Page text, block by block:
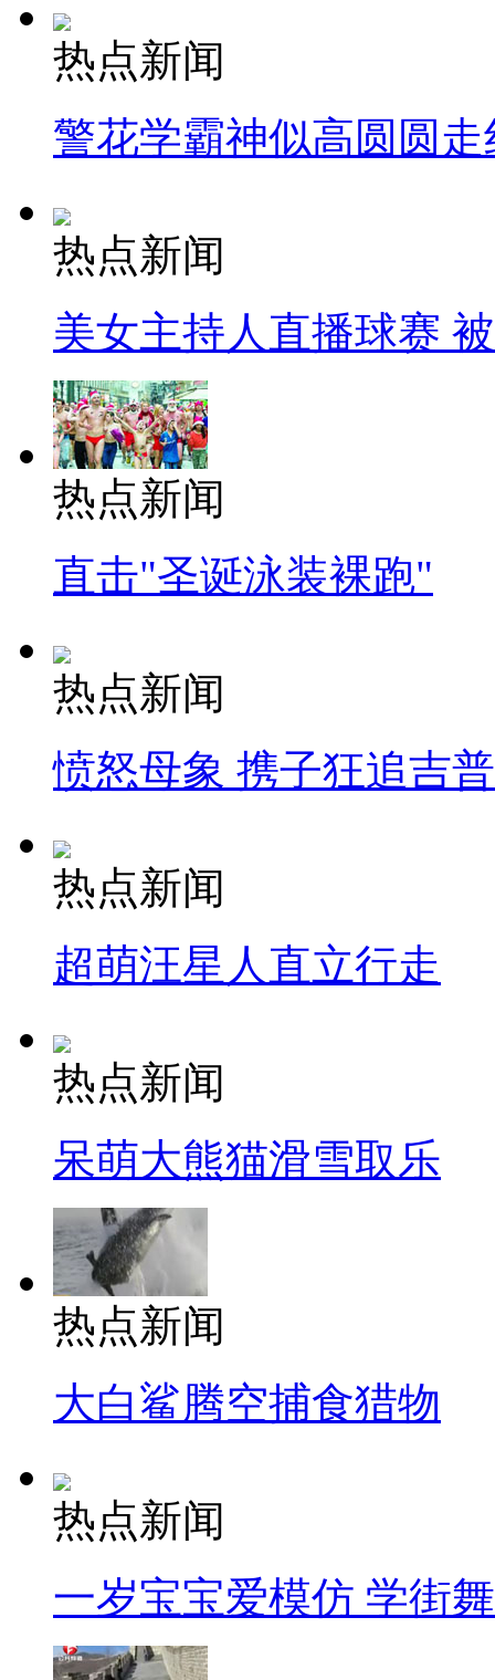
热点新闻
警花学霸神似高圆圆走
热点新闻
美女主持人直播球赛
热点新闻
直击"圣诞泳装裸跑"
热点新闻
愤怒母象 携子狂追吉
热点新闻
超萌汪星人直立行走
热点新闻
呆萌大熊猫滑雪取乐
热点新闻
大白鲨腾空捕食猎物
热点新闻
一岁宝宝爱模仿 学街